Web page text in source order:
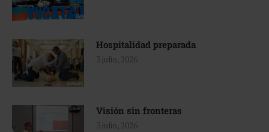
Hospitalidad preparada
3 julio, 2026
Visión sin fronteras
3 julio, 2026